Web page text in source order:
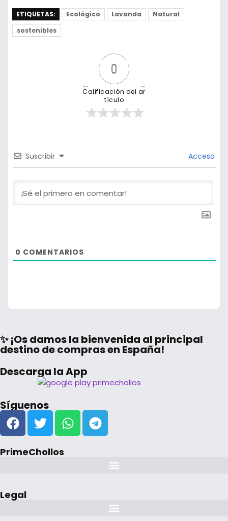
ETIQUETAS: Ecológico Lavanda
Natural
sostenibles
0
Calificación del ar
tículo
Suscribir Acceso
0 COMENTARIOS
✨ ¡Os damos la bienvenida al principal
destino de compras en España!
Descarga la App
Síguenos
PrimeChollos
Legal